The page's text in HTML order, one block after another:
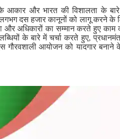
आकार और भारत की विशालता के बारे
दस हजार कानूनों को लागू करने के
और अधिकारों का सम्मान करते हुए
के बारे में चर्चा करते हुए,
गौरवशाली आयोजन को यादगार